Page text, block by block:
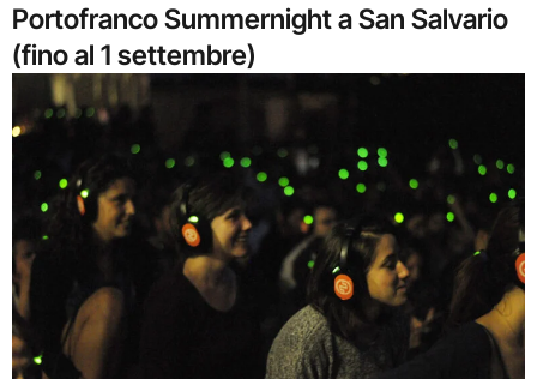
Portofranco Summernight a San Salvario
(fino al 1 settembre)